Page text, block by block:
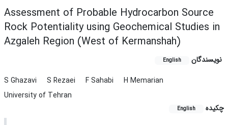
Assessment of Probable Hydrocarbon Source
Rock Potentiality using Geochemical Studies in
Azgaleh Region (West of Kermanshah)
نویسندگان English
S Ghazavi S Rezaei F Sahabi
H Memarian
University of Tehran
چکیده
English